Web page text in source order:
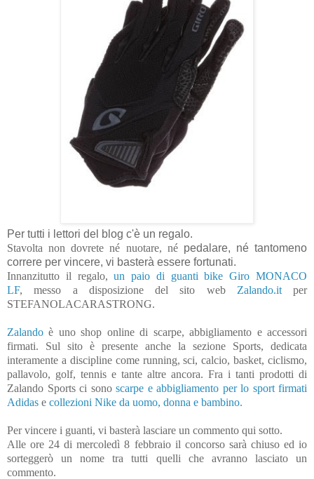
Per tutti i lettori del blog c'è un regalo.
Stavolta non dovrete né nuotare, népedalare, né tantomeno
correre per vincere, vi basterà essere fortunati.
Innanzitutto il regalo,un paio di guanti bike Giro MONACO
LF, messo a disposizione del sito web Zalando.itper
STEFANOLACARASTRONG.
Zalando è uno shop online di scarpe, abbigliamento e accessori
firmati. Sul sito è presente anche la sezione Sports, dedicata
interamente a discipline come running, sci, calcio, basket, ciclismo,
pallavolo, golf, tennis e tante altre ancora. Fra i tanti prodotti di
Zalando Sports ci sono scarpe e abbigliamento per lo sport firmati
Adidas e collezioni Nike da uomo, donna e bambino.
Per vincere i guanti, vi basterà lasciare un commento qui sotto.
Alle ore 24 di mercoledì 8 febbraio il concorso sarà chiuso ed io
sorteggerò un nome tra tutti quelli che avranno lasciato un
commento.